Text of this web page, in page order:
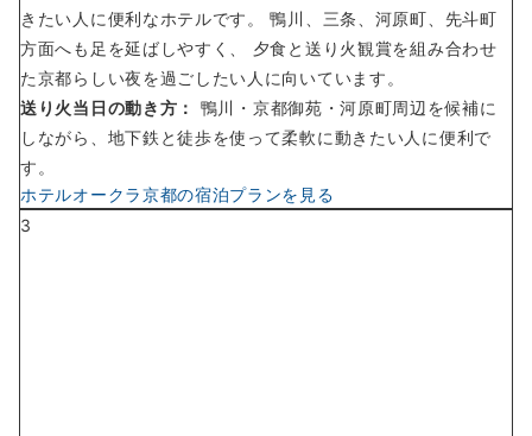
きたい人に便利なホテルです。 鴨川、三条、河原町、先斗町
方面へも足を延ばしやすく、 夕食と送り火観賞を組み合わせ
た京都らしい夜を過ごしたい人に向いています。
送り火当日の動き方：
鴨川・京都御苑・河原町周辺を候補に
しながら、地下鉄と徒歩を使って柔軟に動きたい人に便利で
す。
ホテルオークラ京都の宿泊プランを見る
3